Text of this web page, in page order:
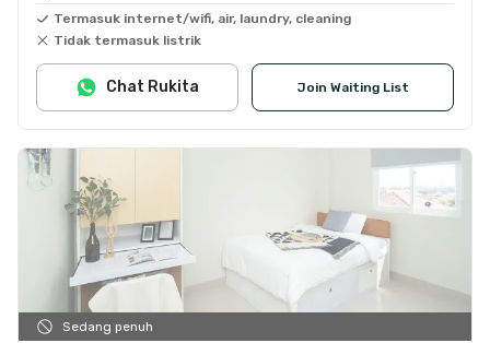
Termasuk internet/wifi, air, laundry, cleaning
Tidak termasuk listrik
Join Waiting List
Chat Rukita
Sedang penuh